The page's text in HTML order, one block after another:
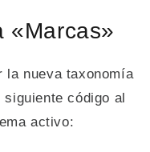
«Marcas»
la nueva taxonomía
código al
activo: